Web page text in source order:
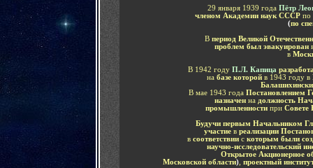
29 января 1939 года Пётр
членом Академии наук СССР по
(по
В период Великой
проблем был эвакуирован
в
В 1942 году П.Л. Капица
на базе которойв 1943 году в
В мае 1943 года Постановлением
назначенна должность
промышленности при Совете
Будучи первым Начальником
участие в реализации
в соответствии с которым были
научно-исследовательский
Открытое Акционерное
Московской области) проектный